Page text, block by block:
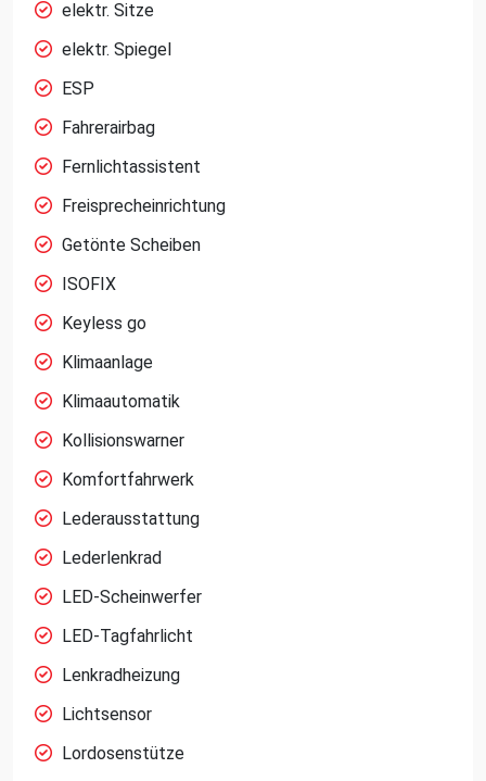
elektr. Sitze
elektr. Spiegel
ESP
Fahrerairbag
Fernlichtassistent
Freisprecheinrichtung
Getönte Scheiben
ISOFIX
Keyless go
Klimaanlage
Klimaautomatik
Kollisionswarner
Komfortfahrwerk
Lederausstattung
Lederlenkrad
LED-Scheinwerfer
LED-Tagfahrlicht
Lenkradheizung
Lichtsensor
Lordosenstütze